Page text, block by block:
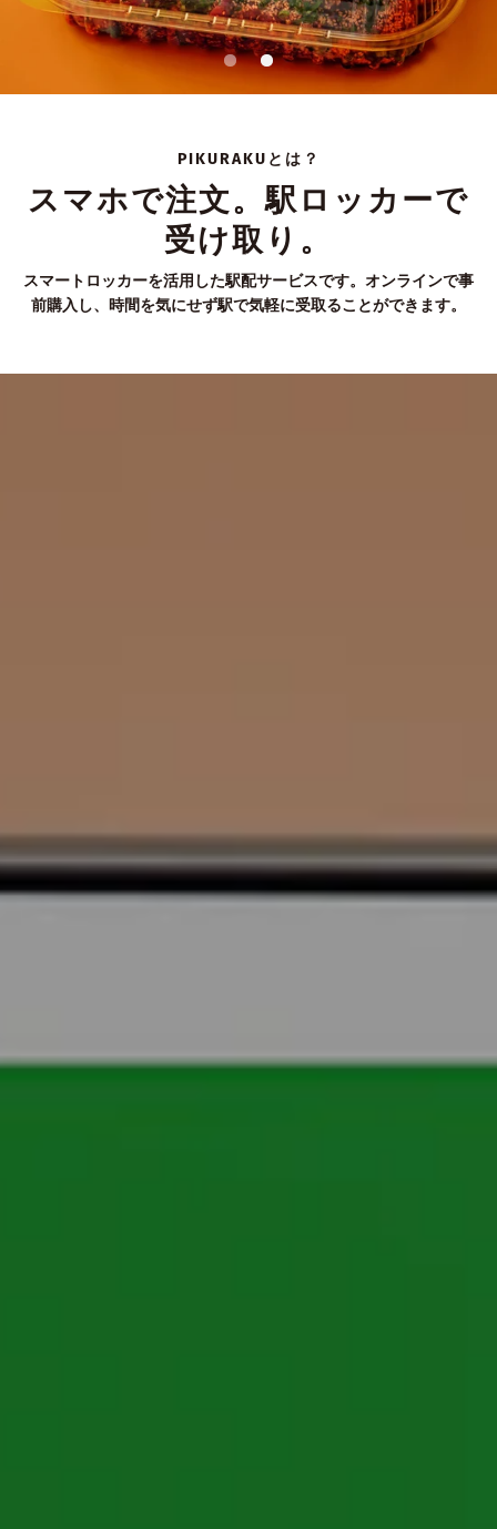
PIKURAKUとは？
スマホで注文。駅ロッカーで
受け取り。
スマートロッカーを活用した駅配サービスです。オンラインで事
前購入し、時間を気にせず駅で気軽に受取ることができます。